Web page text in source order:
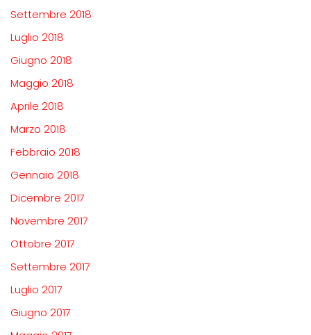
Settembre 2018
Luglio 2018
Giugno 2018
Maggio 2018
Aprile 2018
Marzo 2018
Febbraio 2018
Gennaio 2018
Dicembre 2017
Novembre 2017
Ottobre 2017
Settembre 2017
Luglio 2017
Giugno 2017